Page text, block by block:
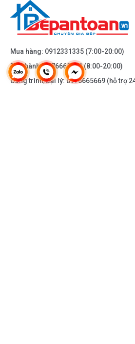
Mua hàng: 0912331335 (7:00-20:00)
Bảo hành:0976665669(8:00-20:00)
Công trình/Đại lý:0976665669 (hỗ trợ